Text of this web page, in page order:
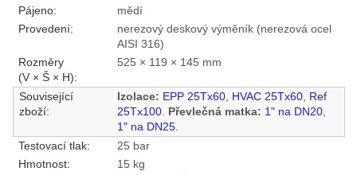
Pájeno:
mědí
Provedení:
nerezový deskový výměník (nerezová ocel
AISI 316)
Rozměry
(V × Š × H):
525 × 119 × 145 mm
Související
zboží:
Izolace: EPP 25Tx60, HVAC 25Tx60, Ref
25Tx100. Převlečná matka: 1" na DN20,
1" na DN25.
Testovací tlak:
25 bar
Hmotnost:
15 kg